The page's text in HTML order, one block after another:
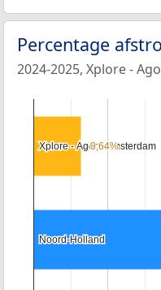
Percentage
2024-2025, Xplore -
Xplore - Agora Amsterdam
Xplore - Agora Amsterdam
Noord-Holland
Noord-Holland
0,64%
0,64%